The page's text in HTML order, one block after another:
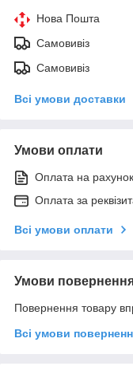
Нова Пошта
Самовивіз
Самовивіз
Всі умови доставки
Умови оплати
Оплата на рахунок
Оплата за
Всі умови оплати
Умови
Повернення товару
Всі умови